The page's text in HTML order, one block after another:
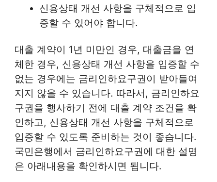
신용상태 개선 사항을 구체적으로 입
증할 수 있어야 합니다.
대출 계약이 1년 미만인 경우, 대출금을 연
체한 경우, 신용상태 개선 사항을 입증할 수
없는 경우에는 금리인하요구권이 받아들여
지지 않을 수 있습니다. 따라서, 금리인하요
구권을 행사하기 전에 대출 계약 조건을 확
인하고, 신용상태 개선 사항을 구체적으로
입증할 수 있도록 준비하는 것이 좋습니다.
국민은행에서 금리인하요구권에 대한 설명
은 아래내용을 확인하시면 됩니다.